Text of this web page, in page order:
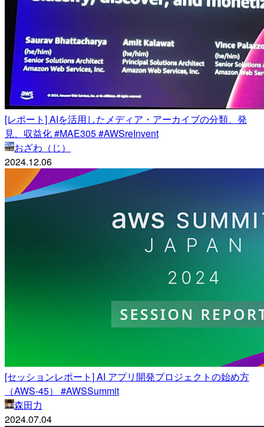
[レポート] AIを活用したメディア・アーカイブの分類、発
見、収益化 #MAE305 #AWSreInvent
おざわ（じ）
2024.12.06
[セッションレポート] AI アプリ開発プロジェクトの始め方
（AWS-45） #AWSSummit
森田力
2024.07.04